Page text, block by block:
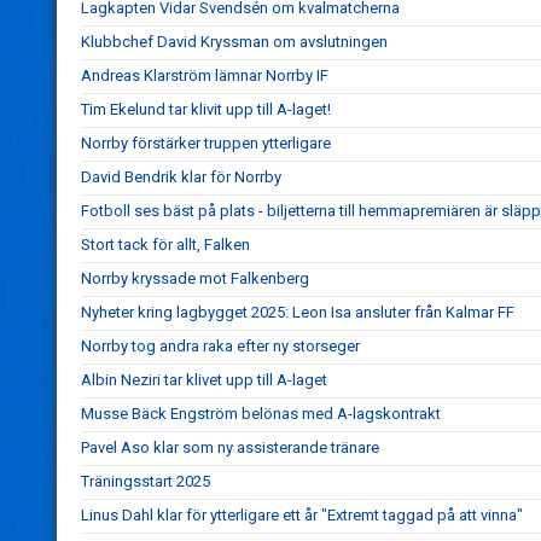
Lagkapten Vidar Svendsén om kvalmatcherna
Klubbchef David Kryssman om avslutningen
Andreas Klarström lämnar Norrby IF
Tim Ekelund tar klivit upp till A-laget!
Norrby förstärker truppen ytterligare
David Bendrik klar för Norrby
Fotboll ses bäst på plats - biljetterna till hemmapremiären är
Stort tack för allt, Falken
Norrby kryssade mot Falkenberg
Nyheter kring lagbygget 2025: Leon Isa ansluter från Kalmar FF
Norrby tog andra raka efter ny storseger
Albin Neziri tar klivet upp till A-laget
Musse Bäck Engström belönas med A-lagskontrakt
Pavel Aso klar som ny assisterande tränare
Träningsstart 2025
Linus Dahl klar för ytterligare ett år "Extremt taggad på att vinna"